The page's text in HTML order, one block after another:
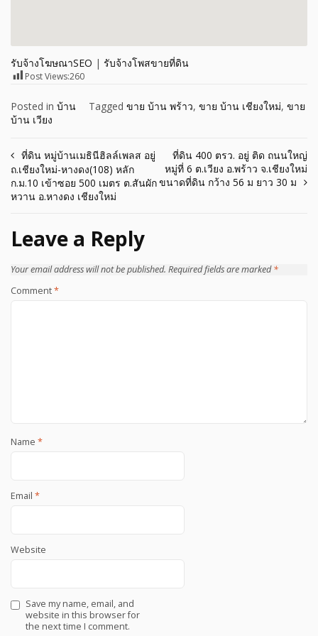
รับจ้างโฆษณาSEO | รับจ้างโพสขายที่ดิน
Post Views:260
Posted in บ้าน Tagged ขาย บ้าน พร้าว, ขาย บ้าน เชียงใหม่, ขาย
บ้าน เวียง
Post
navigation
ที่ดิน หมู่บ้านเมธินีฮิลล์เพลส อยู่
ถ.เชียงใหม่-หางดง(108) หลัก
ก.ม.10 เข้าซอย 500 เมตร ต.สันผัก
หวาน อ.หางดง เชียงใหม่
ที่ดิน 400 ตรว. อยู่ ติด ถนนใหญ่
หมู่ที่ 6 ต.เวียง อ.พร้าว จ.เชียงใหม่
ขนาดที่ดิน กว้าง 56 ม ยาว 30 ม
Leave a Reply
Your email address will not be published. Required fields are marked*
Comment*
Name *
Email *
Website
Save my name, email, and
website in this browser for
the next time I comment.